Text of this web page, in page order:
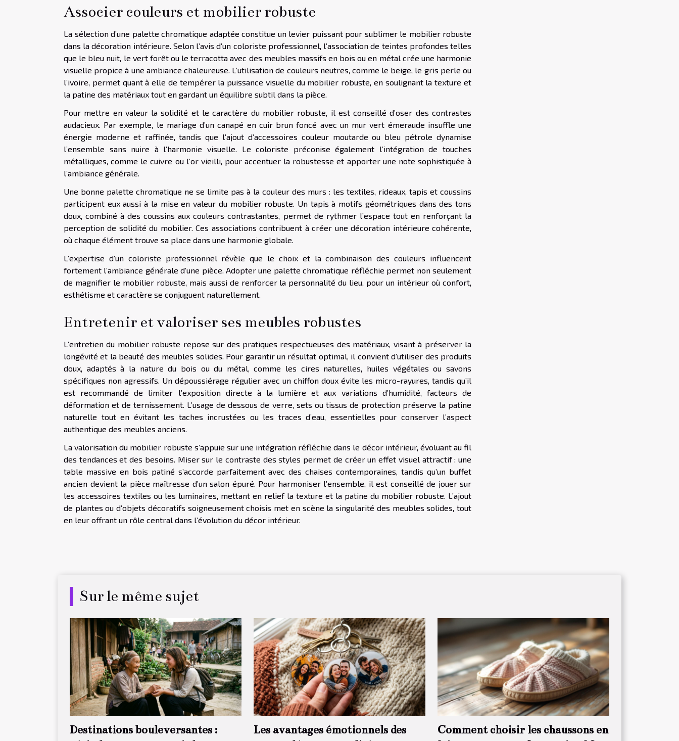
Associer couleurs et mobilier robuste
La sélection d’une palette chromatique adaptée constitue un levier puissant pour sublimer le mobilier robuste
dans la décoration intérieure. Selon l’avis d’un coloriste professionnel, l’association de teintes profondes telles
que le bleu nuit, le vert forêt ou le terracotta avec des meubles massifs en bois ou en métal crée une harmonie
visuelle propice à une ambiance chaleureuse. L’utilisation de couleurs neutres, comme le beige, le gris perle ou
l’ivoire, permet quant à elle de tempérer la puissance visuelle du mobilier robuste, en soulignant la texture et
la patine des matériaux tout en gardant un équilibre subtil dans la pièce.
Pour mettre en valeur la solidité et le caractère du mobilier robuste, il est conseillé d’oser des contrastes
audacieux. Par exemple, le mariage d’un canapé en cuir brun foncé avec un mur vert émeraude insuffle une
énergie moderne et raffinée, tandis que l’ajout d’accessoires couleur moutarde ou bleu pétrole dynamise
l’ensemble sans nuire à l’harmonie visuelle. Le coloriste préconise également l’intégration de touches
métalliques, comme le cuivre ou l’or vieilli, pour accentuer la robustesse et apporter une note sophistiquée à
l’ambiance générale.
Une bonne palette chromatique ne se limite pas à la couleur des murs : les textiles, rideaux, tapis et coussins
participent eux aussi à la mise en valeur du mobilier robuste. Un tapis à motifs géométriques dans des tons
doux, combiné à des coussins aux couleurs contrastantes, permet de rythmer l’espace tout en renforçant la
perception de solidité du mobilier. Ces associations contribuent à créer une décoration intérieure cohérente,
où chaque élément trouve sa place dans une harmonie globale.
L’expertise d’un coloriste professionnel révèle que le choix et la combinaison des couleurs influencent
fortement l’ambiance générale d’une pièce. Adopter une palette chromatique réfléchie permet non seulement
de magnifier le mobilier robuste, mais aussi de renforcer la personnalité du lieu, pour un intérieur où confort,
esthétisme et caractère se conjuguent naturellement.
Entretenir et valoriser ses meubles robustes
L’entretien du mobilier robuste repose sur des pratiques respectueuses des matériaux, visant à préserver la
longévité et la beauté des meubles solides. Pour garantir un résultat optimal, il convient d’utiliser des produits
doux, adaptés à la nature du bois ou du métal, comme les cires naturelles, huiles végétales ou savons
spécifiques non agressifs. Un dépoussiérage régulier avec un chiffon doux évite les micro-rayures, tandis qu’il
est recommandé de limiter l’exposition directe à la lumière et aux variations d’humidité, facteurs de
déformation et de ternissement. L’usage de dessous de verre, sets ou tissus de protection préserve la patine
naturelle tout en évitant les taches incrustées ou les traces d’eau, essentielles pour conserver l’aspect
authentique des meubles anciens.
La valorisation du mobilier robuste s’appuie sur une intégration réfléchie dans le décor intérieur, évoluant au fil
des tendances et des besoins. Miser sur le contraste des styles permet de créer un effet visuel attractif : une
table massive en bois patiné s’accorde parfaitement avec des chaises contemporaines, tandis qu’un buffet
ancien devient la pièce maîtresse d’un salon épuré. Pour harmoniser l’ensemble, il est conseillé de jouer sur
les accessoires textiles ou les luminaires, mettant en relief la texture et la patine du mobilier robuste. L’ajout
de plantes ou d’objets décoratifs soigneusement choisis met en scène la singularité des meubles solides, tout
en leur offrant un rôle central dans l’évolution du décor intérieur.
Sur le même sujet
Destinations bouleversantes :
Les avantages émotionnels des
Comment choisir les chaussons en